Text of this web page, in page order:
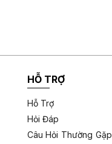
HỖ TRỢ
Hỗ Trợ
Hỏi Đáp
Câu Hỏi Thường Gặp